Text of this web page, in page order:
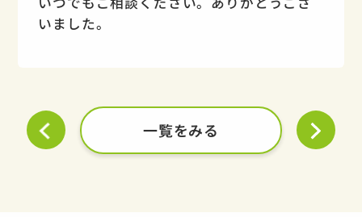
いました。
一覧をみる